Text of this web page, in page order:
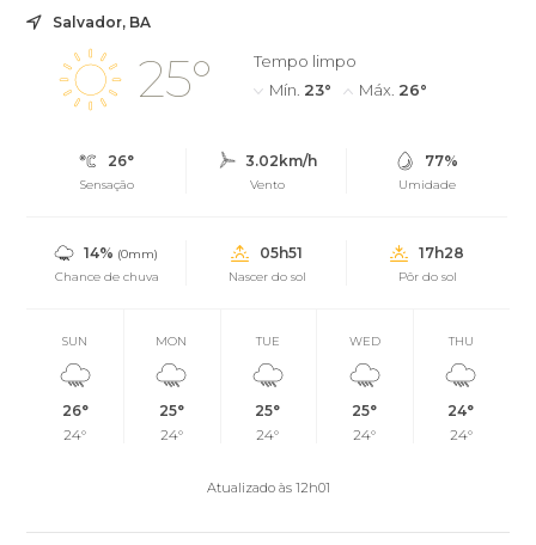
Salvador, BA
25°
Tempo limpo
Mín. 23° Máx. 26°
26°
Sensação
3.02km/h
Vento
77%
Umidade
14% (0mm)
Chance de chuva
05h51
Nascer do sol
17h28
Pôr do sol
SUN
26°
24°
MON
25°
24°
TUE
25°
24°
WED
25°
24°
THU
24°
24°
Atualizado às 12h01